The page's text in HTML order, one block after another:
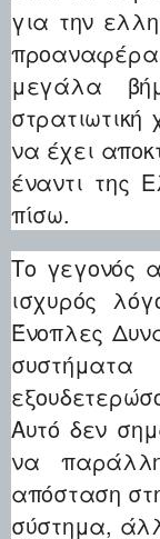
για την
μεγάλα
να έχει
έναντι της
πίσω.
Το γεγονός
ισχυρός
Ένοπλες
Αυτό δεν
να
απόσταση
σύστημα,